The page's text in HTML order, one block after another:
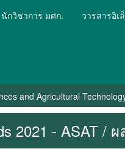
นักวิชาการ มศก. วารสารอิเ
and Agricultural
2021 - ASAT /